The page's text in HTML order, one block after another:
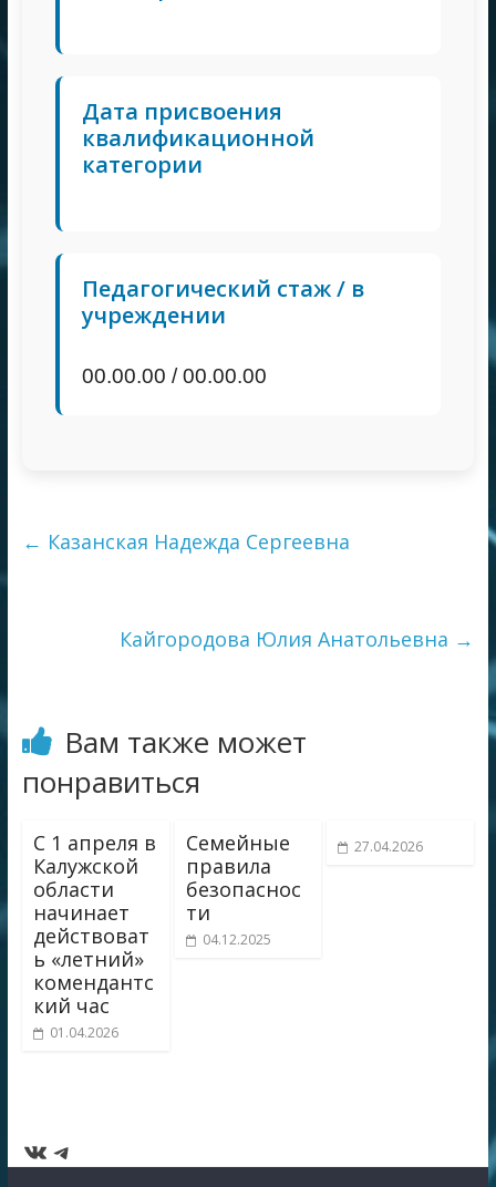
Дата присвоения
квалификационной
категории
Педагогический стаж / в
учреждении
00.00.00 / 00.00.00
← Казанская Надежда Сергеевна
Кайгородова Юлия Анатольевна →
Вам также может
понравиться
С 1 апреля в
Калужской
области
начинает
действоват
ь «летний»
комендантс
кий час
01.04.2026
Семейные
правила
безопаснос
ти
04.12.2025
27.04.2026
ВКонтакте
Telegram